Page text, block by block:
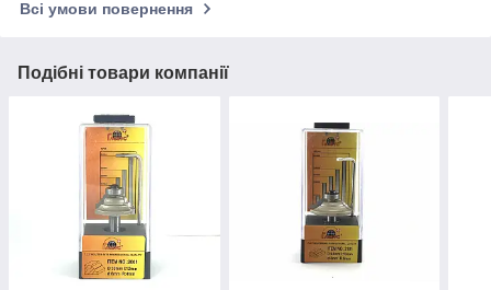
Всі умови повернення
Подібні товари компанії